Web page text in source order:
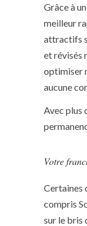
Grâce à
meilleur
attractifs
et révisés
optimiser
aucune
Avec plus
Votre
Certaines
compris
sur le bris